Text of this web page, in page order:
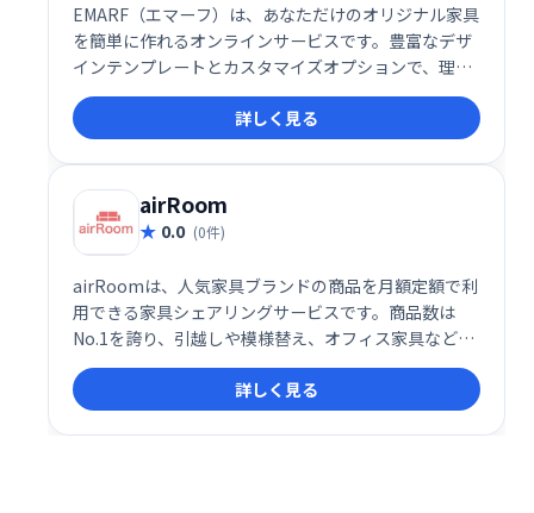
EMARF（エマーフ）は、あなただけのオリジナル家具
を簡単に作れるオンラインサービスです。豊富なデザ
インテンプレートとカスタマイズオプションで、理想
の家具を自由に設計できます。専門スタッフによるサ
ポートも万全なので、初心者の方でも安心してご利用
いただけます。世界に一つだけの、あなただけの家具
をEMARFで実現しましょう。
詳しく見る
airRoom
0.0 (0件)
airRoomは、人気家具ブランドの商品を月額定額で利
用できる家具シェアリングサービスです。商品数は
No.1を誇り、引越しや模様替え、オフィス家具など、
様々なニーズに対応。必要な家具を自由に選んで利用
でき、購入前のお試しにも最適です。
詳しく見る